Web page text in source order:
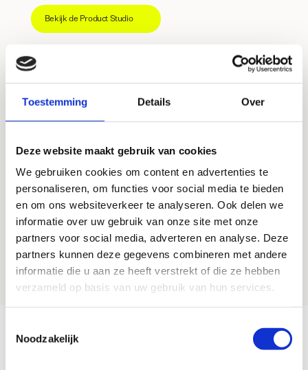
Toestemming Details Over
Deze website maakt gebruik van cookies
We gebruiken cookies om content en advertenties te
personaliseren, om functies voor social media te bieden
en om ons websiteverkeer te analyseren. Ook delen we
informatie over uw gebruik van onze site met onze
partners voor social media, adverteren en analyse. Deze
partners kunnen deze gegevens combineren met andere
informatie die u aan ze heeft verstrekt of die ze hebben
verzameld op basis van uw gebruik van hun services.
Noodzakelijk
Bekijk de Product Studio